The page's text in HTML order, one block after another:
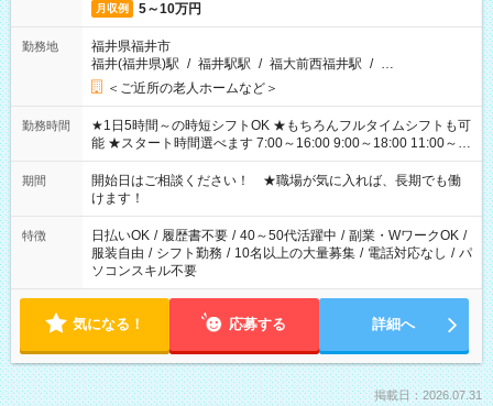
月収例 5～10万円
勤務地
福井県福井市
福井(福井県)駅 / 福井駅駅 / 福大前西福井駅 / …
＜ご近所の老人ホームなど＞
勤務時間
★1日5時間～の時短シフトOK ★もちろんフルタイムシフトも可
能 ★スタート時間選べます 7:00～16:00 9:00～18:00 11:00～
20:00 など 残業なし！ ※Wワークの場合、他のお仕事と合わせ
週40時間超の就業はご案内できません ※法令に基づき、週20時
間以上勤務は社会保険への加入対象となります ※労働者派遣法
（日雇い派遣の原則禁止）により、短時間・短期間の就業はご
案内が難しい場合があります
期間
開始日はご相談ください！ ★職場が気に入れば、長期でも働
けます！
特徴 日払いOK / 履歴書不要 / 40～50代活躍中 / 副業・WワークOK /
服装自由 / シフト勤務 / 10名以上の大量募集 / 電話対応なし / パ
ソコンスキル不要
気になる！ 応募する 詳細へ
掲載日：2026.07.31